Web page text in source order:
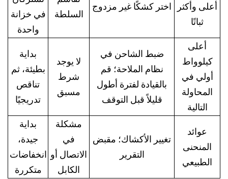
في خزانة
واحدة
السلطة
اختر كشكًا غير مزدوج
أعلى وأكثر
ثباتًا
بداية
بطيئة، ثم
تناقص
تدريجيًا
لا يوجد
شرط
مسبق
ضبط الشاحن في
نظام الملاحة؛ قم
بالقيادة لفترة أطول
قليلاً قبل التوقف
أعلى
كيلوواط
أولي في
المحاولة
التالية
بداية
جيدة،
انخفاضات
متكررة
مشكلة
في
الاتصال أو
الكابل
تغيير الأكشاك؛ مقبض
التقرير
عوائد
المنحنى
الطبيعي